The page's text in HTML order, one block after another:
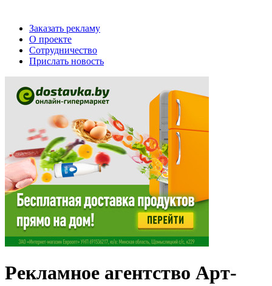
Заказать рекламу
О проекте
Сотрудничество
Прислать новость
Рекламное агентство Арт-